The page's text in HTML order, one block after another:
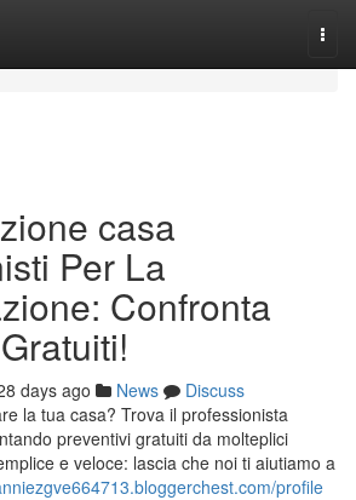
casa
Per La
Confronta
days ago News
Discuss
la tua casa? Trova il professionista
preventivi gratuiti da molteplici
e veloce: lascia che noi ti aiutiamo a
profile